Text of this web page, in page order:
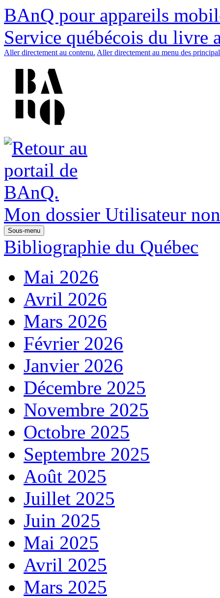
BAnQ pour appareils
Service québécois du livre
Aller directement au contenu. Aller directement au menu des
Mon dossier Utilisateur
Sous-menu
Bibliographie du Québec
Mai 2026
Avril 2026
Mars 2026
Février 2026
Janvier 2026
Décembre 2025
Novembre 2025
Octobre 2025
Septembre 2025
Août 2025
Juillet 2025
Juin 2025
Mai 2025
Avril 2025
Mars 2025